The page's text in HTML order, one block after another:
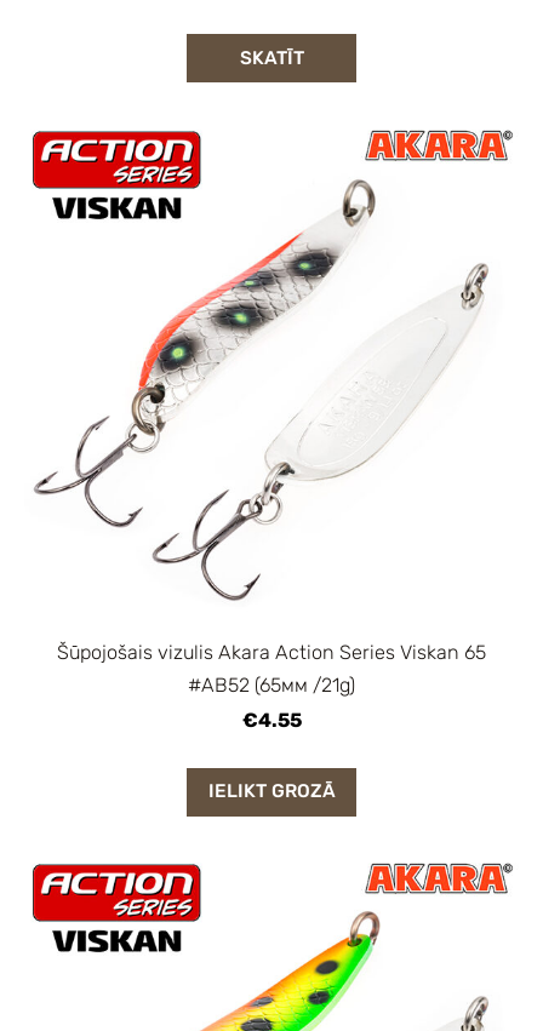
SKATĪT
Šūpojošais vizulis Akara Action Series Viskan 65
#AB52 (65мм /21g)
€4.55
IELIKT GROZĀ